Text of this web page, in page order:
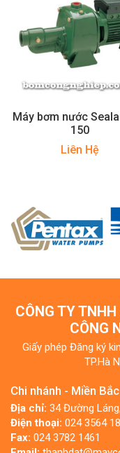
Máy bơm nước
150
Liên Hệ
CÔNG TY
CÔNG
Giấy phép Đăng ký
TP.Hà
Chi nhánh - Miền Bắc
Địa chỉ: 34 Đường
Điện thoại: 024 3564
Fax: 024 3782 1461